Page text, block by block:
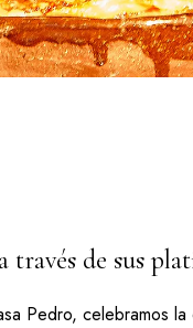
de sus
Pedro, celebramos